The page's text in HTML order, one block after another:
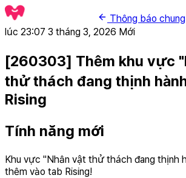
Thông báo chung
lúc 23:07 3 tháng 3, 2026 Mới
[260303] Thêm khu vực
thử thách đang thịnh
Rising
Tính năng mới
Khu vực "Nhân vật thử thách đang thịnh
thêm vào tab Rising!